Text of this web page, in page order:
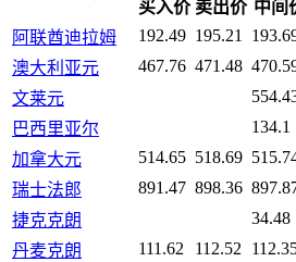
买入价 卖出价 中间
阿联酋迪拉姆
192.49 195.21
澳大利亚元
467.76 471.48
文莱元
巴西里亚尔
134.1
加拿大元
514.65 518.69
瑞士法郎
891.47 898.36
捷克克朗
34.48
丹麦克朗
111.62 112.52